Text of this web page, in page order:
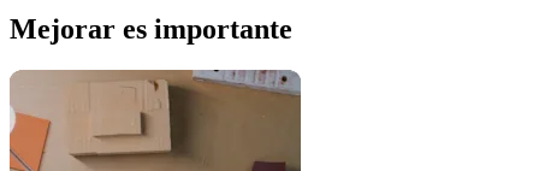
Mejorar es importante